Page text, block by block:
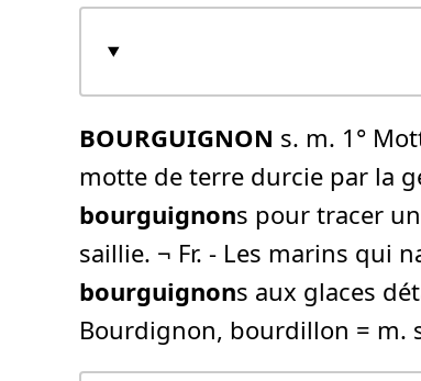
BOURGUIGNON s. m. 1°
motte de terre durcie par la
bourguignons pour tracer
saillie. ¬ Fr. - Les marins qui
bourguignons aux glaces
Bourdignon, bourdillon = m.